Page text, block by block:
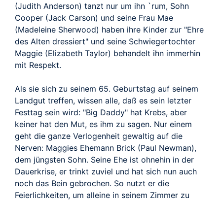
(Judith Anderson) tanzt nur um ihn `rum, Sohn
Cooper (Jack Carson) und seine Frau Mae
(Madeleine Sherwood) haben ihre Kinder zur "Ehre
des Alten dressiert" und seine Schwiegertochter
Maggie (Elizabeth Taylor) behandelt ihn immerhin
mit Respekt.
Als sie sich zu seinem 65. Geburtstag auf seinem
Landgut treffen, wissen alle, daß es sein letzter
Festtag sein wird: "Big Daddy" hat Krebs, aber
keiner hat den Mut, es ihm zu sagen. Nur einem
geht die ganze Verlogenheit gewaltig auf die
Nerven: Maggies Ehemann Brick (Paul Newman),
dem jüngsten Sohn. Seine Ehe ist ohnehin in der
Dauerkrise, er trinkt zuviel und hat sich nun auch
noch das Bein gebrochen. So nutzt er die
Feierlichkeiten, um alleine in seinem Zimmer zu